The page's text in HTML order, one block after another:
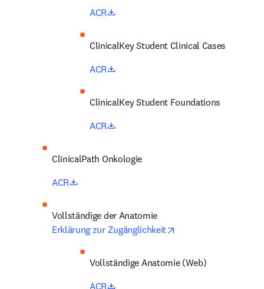
ACR
ClinicalKey Student Clinical Cases
ACR
ClinicalKey Student Foundations
ACR
ClinicalPath Onkologie
ACR
Erklärung zur Zugänglichkeit
Vollständige Anatomie (Web)
ACR